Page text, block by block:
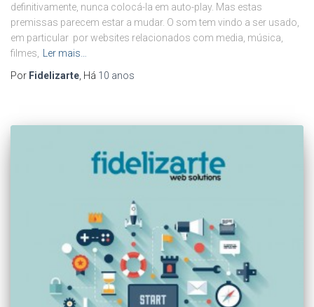
definitivamente, nunca colocá-la em auto-play. Mas estas
premissas parecem estar a mudar. O som tem vindo a ser usado,
em particular por websites relacionados com media, música,
filmes,
Ler mais…
Por Fidelizarte , Há 10 anos